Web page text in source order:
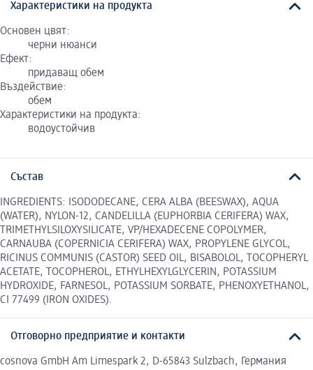
Характеристики на продукта
Основен цвят:
черни нюанси
Ефект:
придаващ обем
Въздействие:
обем
Характеристики на продукта:
водоустойчив
Състав
INGREDIENTS: ISODODECANE, CERA ALBA (BEESWAX), AQUA
(WATER), NYLON-12, CANDELILLA (EUPHORBIA CERIFERA) WAX,
TRIMETHYLSILOXYSILICATE, VP/HEXADECENE COPOLYMER,
CARNAUBA (COPERNICIA CERIFERA) WAX, PROPYLENE GLYCOL,
RICINUS COMMUNIS (CASTOR) SEED OIL, BISABOLOL, TOCOPHERYL
ACETATE, TOCOPHEROL, ETHYLHEXYLGLYCERIN, POTASSIUM
HYDROXIDE, FARNESOL, POTASSIUM SORBATE, PHENOXYETHANOL,
CI 77499 (IRON OXIDES).
Отговорно предприятие и контакти
cosnova GmbH Am Limespark 2, D-65843 Sulzbach, Германия